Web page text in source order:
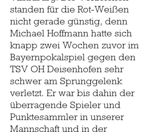
standen für die Rot-Weißen
nicht gerade günstig, denn
Michael Hoffmann hatte sich
knapp zwei Wochen zuvor im
Bayernpokalspiel gegen den
TSV OH Deisenhofen sehr
schwer am Sprunggelenk
verletzt. Er war bis dahin der
überragende Spieler und
Punktesammler in unserer
Mannschaft und in der